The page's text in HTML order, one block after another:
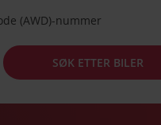
(AWD)-nummer
SØK ETTER BILER